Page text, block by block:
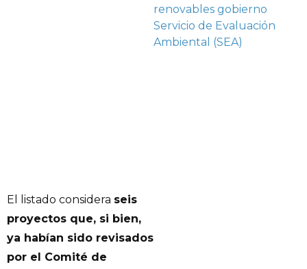
El listado considera seis
proyectos que, si bien,
ya habían sido revisados
por el Comité de
renovables gobierno
Servicio de Evaluación
Ambiental (SEA)